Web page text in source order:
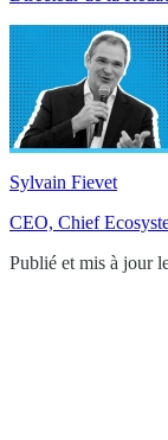
Sylvain Fievet
CEO, Chief
Publié et mis à jour